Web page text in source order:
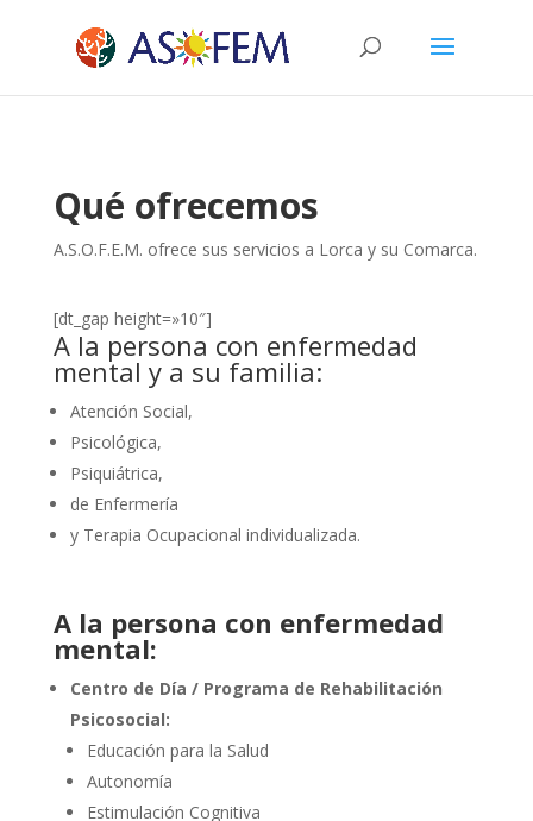
Qué ofrecemos
A.S.O.F.E.M. ofrece sus servicios a Lorca y su Comarca.
[dt_gap height=»10″]
A la persona con enfermedad
mental y a su familia:
Atención Social,
Psicológica,
Psiquiátrica,
de Enfermería
y Terapia Ocupacional individualizada.
A la persona con enfermedad
mental:
Centro de Día / Programa de Rehabilitación
Psicosocial:
Educación para la Salud
Autonomía
Estimulación Cognitiva